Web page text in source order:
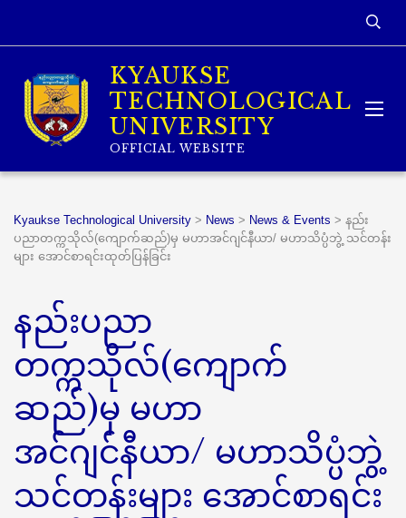
KYAUKSE
TECHNOLOGICAL
UNIVERSITY
OFFICIAL WEBSITE
Kyaukse Technological University > News > News & Events > နည်း
ပညာတက္ကသိုလ်(ကျောက်ဆည်)မှ မဟာအင်ဂျင်နီယာ/ မဟာသိပ္ပံဘွဲ့ သင်တန်း
များ အောင်စာရင်းထုတ်ပြန်ခြင်း
နည်းပညာ
တက္ကသိုလ်(ကျောက်
ဆည်)မှ မဟာ
အင်ဂျင်နီယာ/ မဟာသိပ္ပံဘွဲ့
သင်တန်းများ အောင်စာရင်း